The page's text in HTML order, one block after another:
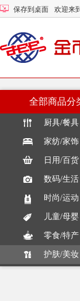
保存到桌面 欢迎来
全部商品分
厨具/餐具
家纺/家饰
日用/百货
数码/生活
时尚/运动
儿童/母婴
零食/特产
护肤/美妆